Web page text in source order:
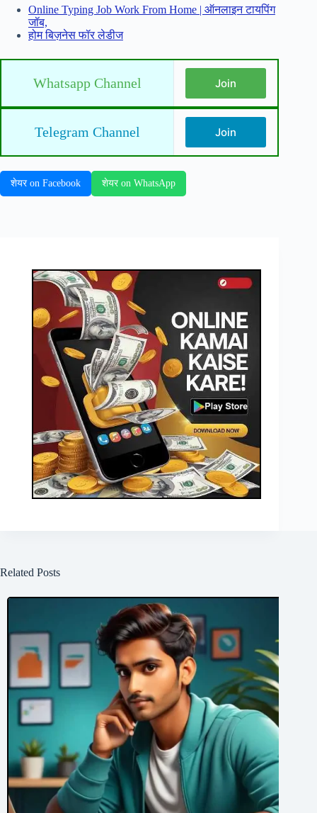
Online Typing Job Work From Home | ऑनलाइन टायपिंग
जॉब,
होम बिज़नेस फॉर लेडीज
Whatsapp Channel Join
Telegram Channel Join
शेयर on Facebook शेयर on WhatsApp
Related Posts